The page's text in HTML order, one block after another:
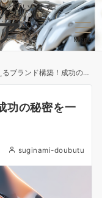
と思いいます。
Menu
ランド構築！成功の秘密を一挙公開」
功の秘密を一
suginami-doubutu